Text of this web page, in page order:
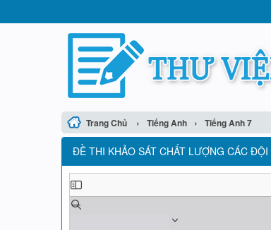
Trang Chủ › Tiếng Anh › Tiếng Anh 7
ĐỀ THI KHẢO SÁT CHẤT LƯỢNG CÁC